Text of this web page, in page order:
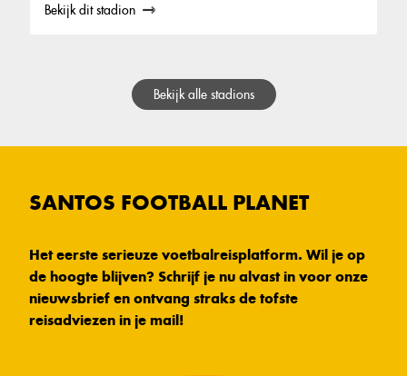
Bekijk dit stadion
Bekijk alle stadions
SANTOS FOOTBALL PLANET
Het eerste serieuze voetbalreisplatform. Wil je op
de hoogte blijven? Schrijf je nu alvast in voor onze
nieuwsbrief en ontvang straks de tofste
reisadviezen in je mail!